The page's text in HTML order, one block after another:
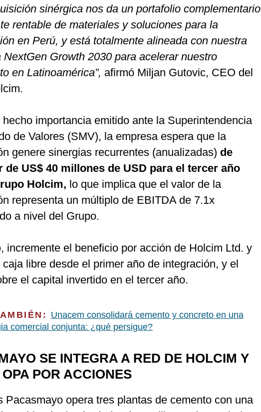
sinérgica nos da un portafolio complementario
rentable de materiales y soluciones para la
en Perú, y está totalmente alineada con nuestra
NextGen Growth 2030 para acelerar nuestro
en Latinoamérica”, afirmó Miljan Gutovic, CEO del
hecho importancia emitido ante la Superintendencia
de Valores (SMV), la empresa espera que la
genere sinergias recurrentes (anualizadas) de
de US$ 40 millones de USD para el tercer año
Holcim, lo que implica que el valor de la
representa un múltiplo de EBITDA de 7.1x
a nivel del Grupo.
incremente el beneficio por acción de Holcim Ltd. y
libre desde el primer año de integración, y el
el capital invertido en el tercer año.
Unacem consolidará cemento y concreto en una
comercial conjunta: ¿qué persigue?
SE INTEGRA A RED DE HOLCIM Y
POR ACCIONES
Pacasmayo opera tres plantas de cemento con una